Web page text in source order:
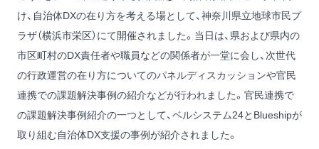
け、自治体DXの在り方を考える場として、神奈川県立地球市民プ
ラザ（横浜市栄区）にて開催されました。当日は、県および県内の
市区町村のDX責任者や職員などの関係者が一堂に会し、次世代
の行政運営の在り方についてのパネルディスカッションや官民
連携での課題解決事例の紹介などが行われました。官民連携で
の課題解決事例紹介の一つとして、ベルシステム24とBlueshipが
取り組む自治体DX支援の事例が紹介されました。